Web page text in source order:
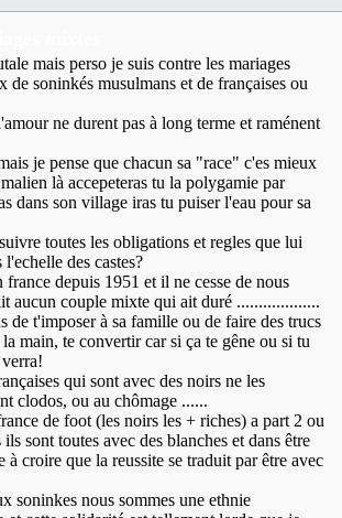
mais perso je suis contre les mariages
de soninkés musulmans et de françaises ou
ne durent pas à long terme et raménent
je pense que chacun sa "race" c'es mieux
là accepeteras tu la polygamie par
dans son village iras tu puiser l'eau pour sa
toutes les obligations et regles que lui
des castes?
france depuis 1951 et il ne cesse de nous
aucun couple mixte qui ait duré ...................
de t'imposer à sa famille ou de faire des trucs
main, te convertir car si ça te gêne ou si tu
verra!
qui sont avec des noirs ne les
clodos, ou au chômage ......
de foot (les noirs les + riches) a part 2 ou
sont toutes avec des blanches et dans être
à croire que la reussite se traduit par être avec
soninkes nous sommes une ethnie